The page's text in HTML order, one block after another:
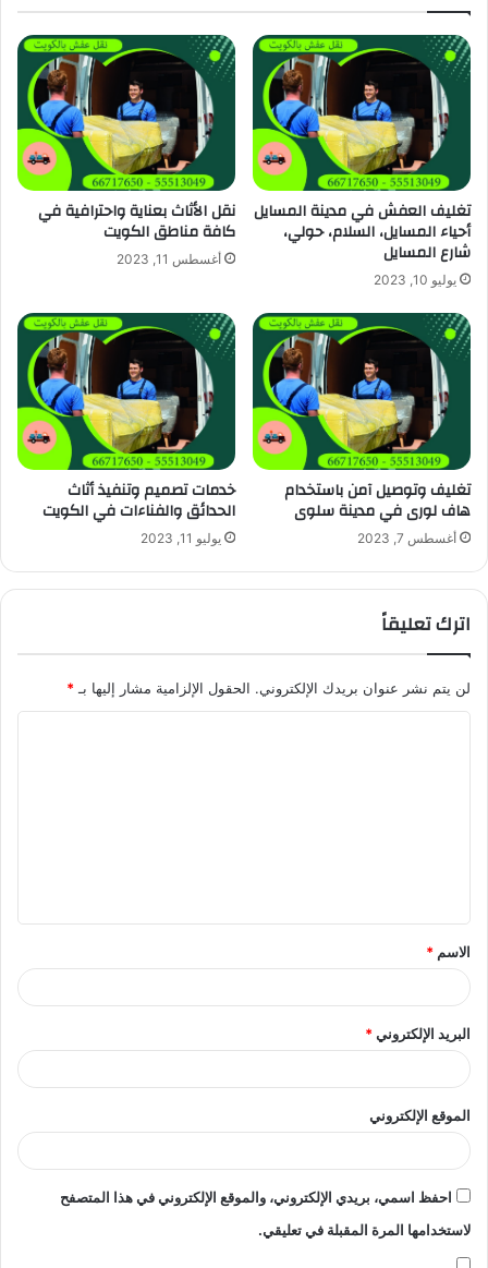
تغليف العفش في مدينة المسايل
أحياء المسايل، السلام، حولي،
شارع المسايل
يوليو 10, 2023
نقل الأثاث بعناية واحترافية في
كافة مناطق الكويت
أغسطس 11, 2023
تغليف وتوصيل آمن باستخدام
هاف لورى في مدينة سلوى
أغسطس 7, 2023
خدمات تصميم وتنفيذ أثاث
الحدائق والفناءات في الكويت
يوليو 11, 2023
اترك تعليقاً
لن يتم نشر عنوان بريدك الإلكتروني. الحقول الإلزامية مشار إليها بـ *
ق
*
الاسم *
البريد الإلكتروني*
الموقع الإلكتروني
احفظ اسمي، بريدي الإلكتروني، والموقع الإلكتروني في هذا المتصفح
لاستخدامها المرة المقبلة في تعليقي.